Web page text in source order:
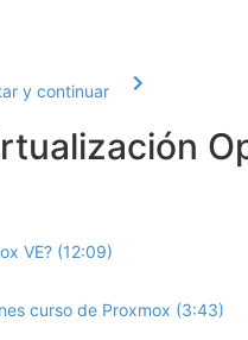
y continuar
VE? (12:09)
curso de Proxmox (3:43)